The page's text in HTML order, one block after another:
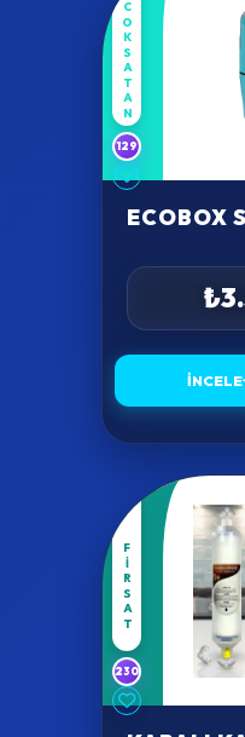
COKSATAN
129
ECOBOX
İNCELE
FIRSAT
230